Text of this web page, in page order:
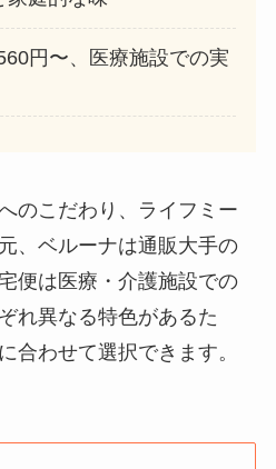
円〜、医療施設での実
のこだわり、ライフミー
、ベルーナは通販大手の
便は医療・介護施設での
れ異なる特色があるた
合わせて選択できます。